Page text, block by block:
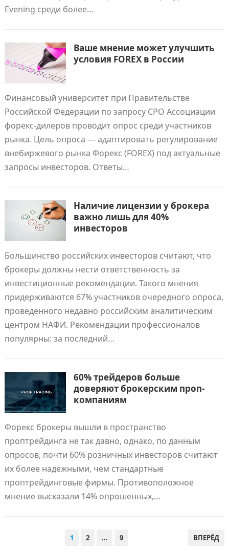
Evening среди более…
Ваше мнение может улучшить
условия FOREX в России
Финансовый университет при Правительстве
Российской Федерации по запросу СРО Ассоциации
форекс-дилеров проводит опрос среди участников
рынка. Цель опроса — адаптировать регулирование
внебиржевого рынка Форекс (FOREX) под актуальные
запросы инвесторов. Ответы…
Наличие лицензии у брокера
важно лишь для 40%
инвесторов
Большинство российских инвесторов считают, что
брокеры должны нести ответственность за
инвестиционные рекомендации. Такого мнения
придерживаются 67% участников очередного опроса,
проведенного недавно российским аналитическим
центром НАФИ. Рекомендации профессионалов
популярны: за последний…
60% трейдеров больше
доверяют брокерским проп-
компаниям
Форекс брокеры вышли в пространство
проптрейдинга не так давно, однако, по данным
опросов, почти 60% розничных инвесторов считают
их более надежными, чем стандартные
проптрейдинговые фирмы. Противоположное
мнение высказали 14% опрошенных,…
1 2 … 9 ВПЕРЁД